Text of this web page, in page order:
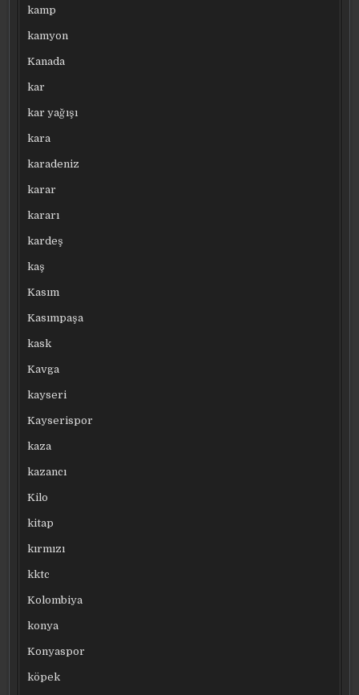
kamp
kamyon
Kanada
kar
kar yağışı
kara
karadeniz
karar
kararı
kardeş
kaş
Kasım
Kasımpaşa
kask
Kavga
kayseri
Kayserispor
kaza
kazancı
Kilo
kitap
kırmızı
kktc
Kolombiya
konya
Konyaspor
köpek